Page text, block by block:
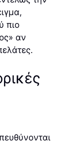
πιο
αν